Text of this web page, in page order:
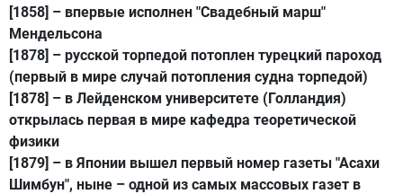
[1858] – впервые исполнен "Свадебный марш"
Мендельсона
[1878] – русской торпедой потоплен турецкий пароход
(первый в мире случай потопления судна торпедой)
[1878] – в Лейденском университете (Голландия)
открылась первая в мире кафедра теоретической
физики
[1879] – в Японии вышел первый номер газеты "Асахи
Шимбун", ныне – одной из самых массовых газет в